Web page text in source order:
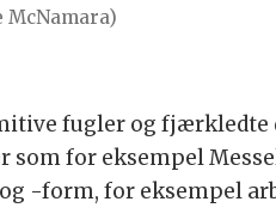
fugler og
for eksempel
-form, for eksempel